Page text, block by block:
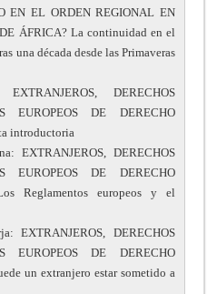
EN EL ORDEN REGIONAL EN
ÁFRICA? La continuidad en el
una década desde las Primaveras
DERECHOS
EUROPEOS DE DERECHO
introductoria
EXTRANJEROS, DERECHOS
EUROPEOS DE DERECHO
Reglamentos europeos y el
EXTRANJEROS, DERECHOS
EUROPEOS DE DERECHO
un extranjero estar sometido a